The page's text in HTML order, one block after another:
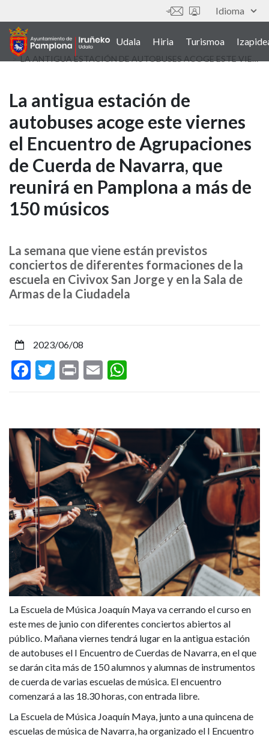
to
main
content
Idioma
Tresnak
Main
navigation
Udala Hiria Turismoa
La
antigua
estación
de
autobuses
este
viernes
Encuentro
de
Agrupaciones
Cuerda
de
Navarra,
que
reunirá
en
Pamplona
a
más
de
150
músicos
La antigua estación de
autobuses acoge este viernes
el Encuentro de Agrupaciones
de Cuerda de Navarra, que
reunirá en Pamplona a más de
150 músicos
La semana que viene están previstos
conciertos de diferentes formaciones de la
escuela en Civivox San Jorge y en la Sala de
Armas de la Ciudadela
2023/06/08
Facebook
Twitter
PrintEmail
La Escuela de Música Joaquín Maya va cerrando el curso en
este mes de junio con diferentes conciertos abiertos al
público. Mañana viernes tendrá lugar en la antigua estación
de autobuses el I Encuentro de Cuerdas de Navarra, en el que
se darán cita más de 150 alumnos y alumnas de instrumentos
de cuerda de varias escuelas de música. El encuentro
comenzará a las 18.30 horas, con entrada libre.
La Escuela de Música Joaquín Maya, junto a una quincena de
escuelas de música de Navarra, ha organizado el I Encuentro